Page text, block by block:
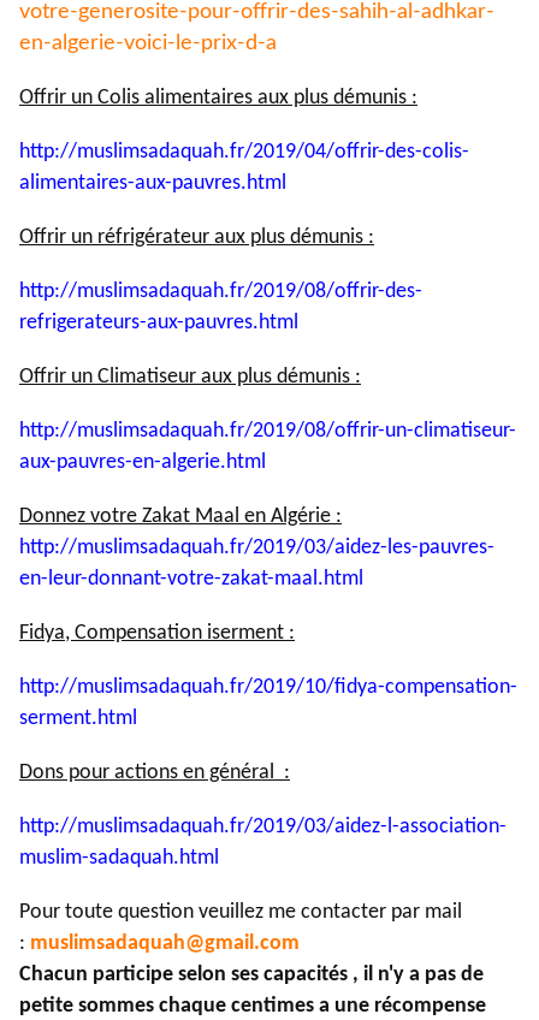
votre-generosite-pour-offrir-des-sahih-al-adhkar-
en-algerie-voici-le-prix-d-a
Offrir un Colis alimentaires aux plus démunis :
http://muslimsadaquah.fr/2019/04/offrir-des-colis-
alimentaires-aux-pauvres.html
Offrir un réfrigérateur aux plus démunis :
http://muslimsadaquah.fr/2019/08/offrir-des-
refrigerateurs-aux-pauvres.html
Offrir un Climatiseur aux plus démunis :
http://muslimsadaquah.fr/2019/08/offrir-un-climatiseur-
aux-pauvres-en-algerie.html
Donnez votre Zakat Maal en Algérie :
http://muslimsadaquah.fr/2019/03/aidez-les-pauvres-
en-leur-donnant-votre-zakat-maal.html
Fidya, Compensation iserment :
http://muslimsadaquah.fr/2019/10/fidya-compensation-
serment.html
Dons pour actions en général :
http://muslimsadaquah.fr/2019/03/aidez-l-association-
muslim-sadaquah.html
Pour toute question veuillez me contacter par mail
: muslimsadaquah@gmail.com
Chacun participe selon ses capacités , il n'y a pas de
petite sommes chaque centimes a une récompense